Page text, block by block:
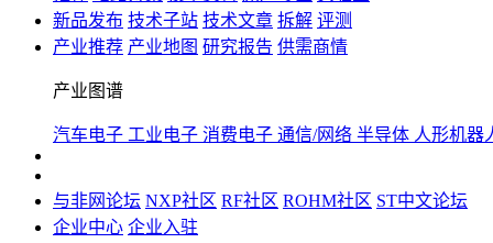
新品发布 技术子站 技术文章 拆解 评测
产业推荐 产业地图 研究报告 供需商情
产业图谱
汽车电子 工业电子 消费电子 通信/网络 半导体 人形机器
与非网论坛 NXP社区 RF社区 ROHM社区 ST中文论坛
企业中心 企业入驻